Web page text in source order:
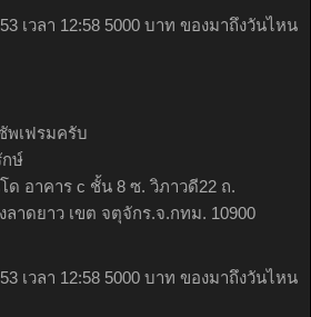
เวลา 12:58 5000 บาท ของมาถึงวันไหน
พเฟรมครับ
ษ์
ด อาคาร c ชั้น 8 ซ. วิภาวดี22 ถ.
ลาดยาว เขต จตุจักร.จ.กทม. 10900
เวลา 12:58 5000 บาท ของมาถึงวันไหน